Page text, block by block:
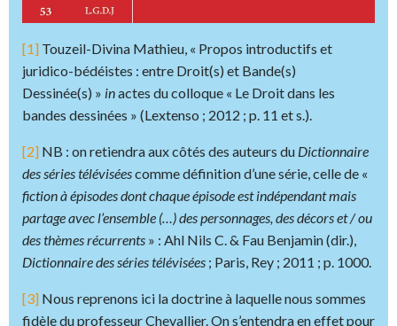
[1] Touzeil-Divina Mathieu, « Propos introductifs et
juridico-bédéistes : entre Droit(s) et Bande(s)
Dessinée(s) » inactes du colloque « Le Droit dans les
bandes dessinées » (Lextenso ; 2012 ; p. 11 et s.).
[2] NB : on retiendra aux côtés des auteurs du Dictionnaire
des séries téléviséescomme définition d’une série, celle de «
fiction à épisodes dont chaque épisode est indépendant mais
partage avec l’ensemble (…) des personnages, des décors et / ou
des thèmes récurrents » : Ahl Nils C. & Fau Benjamin (dir.),
Dictionnaire des séries télévisées ; Paris, Rey ; 2011 ; p. 1000.
[3] Nous reprenons ici la doctrine à laquelle nous sommes
fidèle du professeur Chevallier. On s’entendra en effet pour